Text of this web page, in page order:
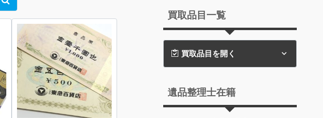
買取品目一覧
買取品目を開く
遺品整理士在籍